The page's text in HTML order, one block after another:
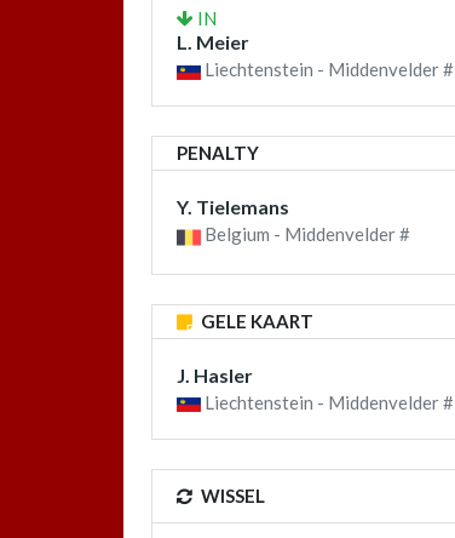
IN
L. Meier
Liechtenstein - Middenvelder #
PENALTY
Y. Tielemans
Belgium - Middenvelder #
GELE KAART
J. Hasler
Liechtenstein - Middenvelder #
WISSEL